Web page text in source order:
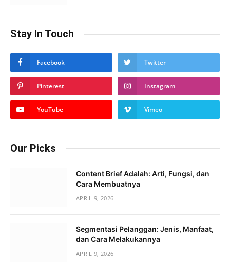
Stay In Touch
Facebook Twitter
Pinterest Instagram
YouTube Vimeo
Our Picks
Content Brief Adalah: Arti, Fungsi, dan
Cara Membuatnya
APRIL 9, 2026
Segmentasi Pelanggan: Jenis, Manfaat,
dan Cara Melakukannya
APRIL 9, 2026